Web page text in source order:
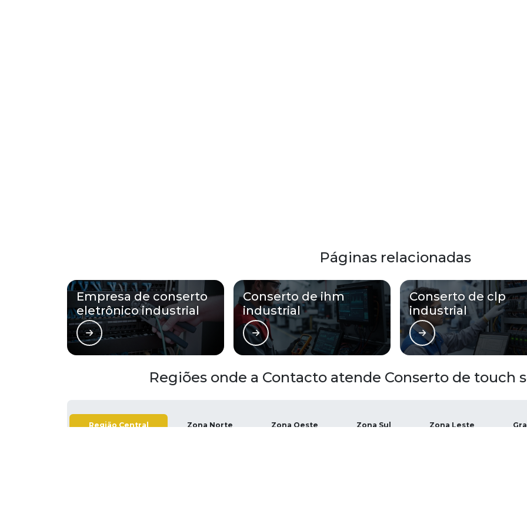
Páginas relacionadas
Empresa de conserto
eletrônico industrial
Conserto de ihm
industrial
Conserto de clp
industrial
Regiões onde a Contacto atende Conserto de touch
Região Central Zona Norte Zona Oeste Zona Sul Zona Leste